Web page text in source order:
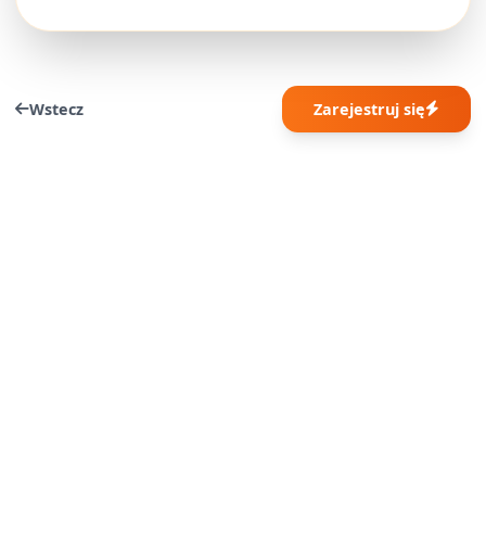
Wstecz Zarejestruj się